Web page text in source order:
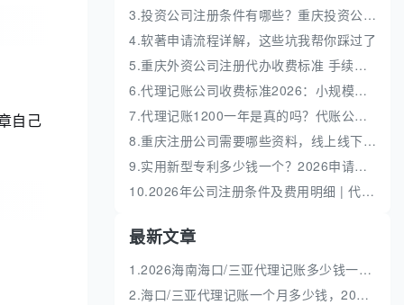
自己
3.投资公司注册条件有哪些？重庆投资公司全流程代办
4.软著申请流程详解，这些坑我帮你踩过了
5.重庆外资公司注册代办收费标准 手续流程费用明细
6.代理记账公司收费标准2026：小规模和一般纳税人代账费解析
7.代理记账1200一年是真的吗？代账公司收费价格解析
8.重庆注册公司需要哪些资料，线上线下办理全流程
9.实用新型专利多少钱一个？2026申请流程及费用明细解析
10.2026年公司注册条件及费用明细 | 代办流程与避坑指南
最新文章
1.2026海南海口/三亚代理记账多少钱一年？收费标准全解析
2.海口/三亚代理记账一个月多少钱，2026 收费标准明细解析